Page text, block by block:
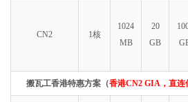
CN2 1核
1024
MB
20
GB
搬瓦工香港特惠方案（香港CN2 GIA，直连